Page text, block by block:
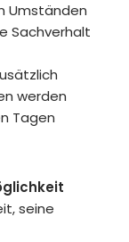
Umständen
Sachverhalt
werden
Tagen
seine